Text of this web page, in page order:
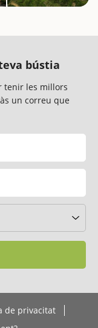
bústia
tenir les millors
un correu que
de privacitat